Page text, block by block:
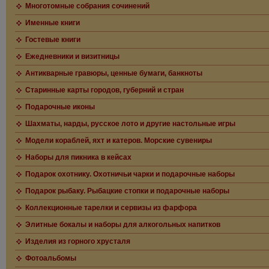
Многотомные собрания сочинений
Именные книги
Гостевые книги
Ежедневники и визитницы
Антикварные гравюры, ценные бумаги, банкноты
Старинные карты городов, губерний и стран
Подарочные иконы
Шахматы, нарды, русское лото и другие настольные игры
Модели кораблей, яхт и катеров. Морские сувениры
Наборы для пикника в кейсах
Подарок охотнику. Охотничьи чарки и подарочные наборы
Подарок рыбаку. Рыбацкие стопки и подарочные наборы
Коллекционные тарелки и сервизы из фарфора
Элитные бокалы и наборы для алкогольных напитков
Изделия из горного хрусталя
Фотоальбомы